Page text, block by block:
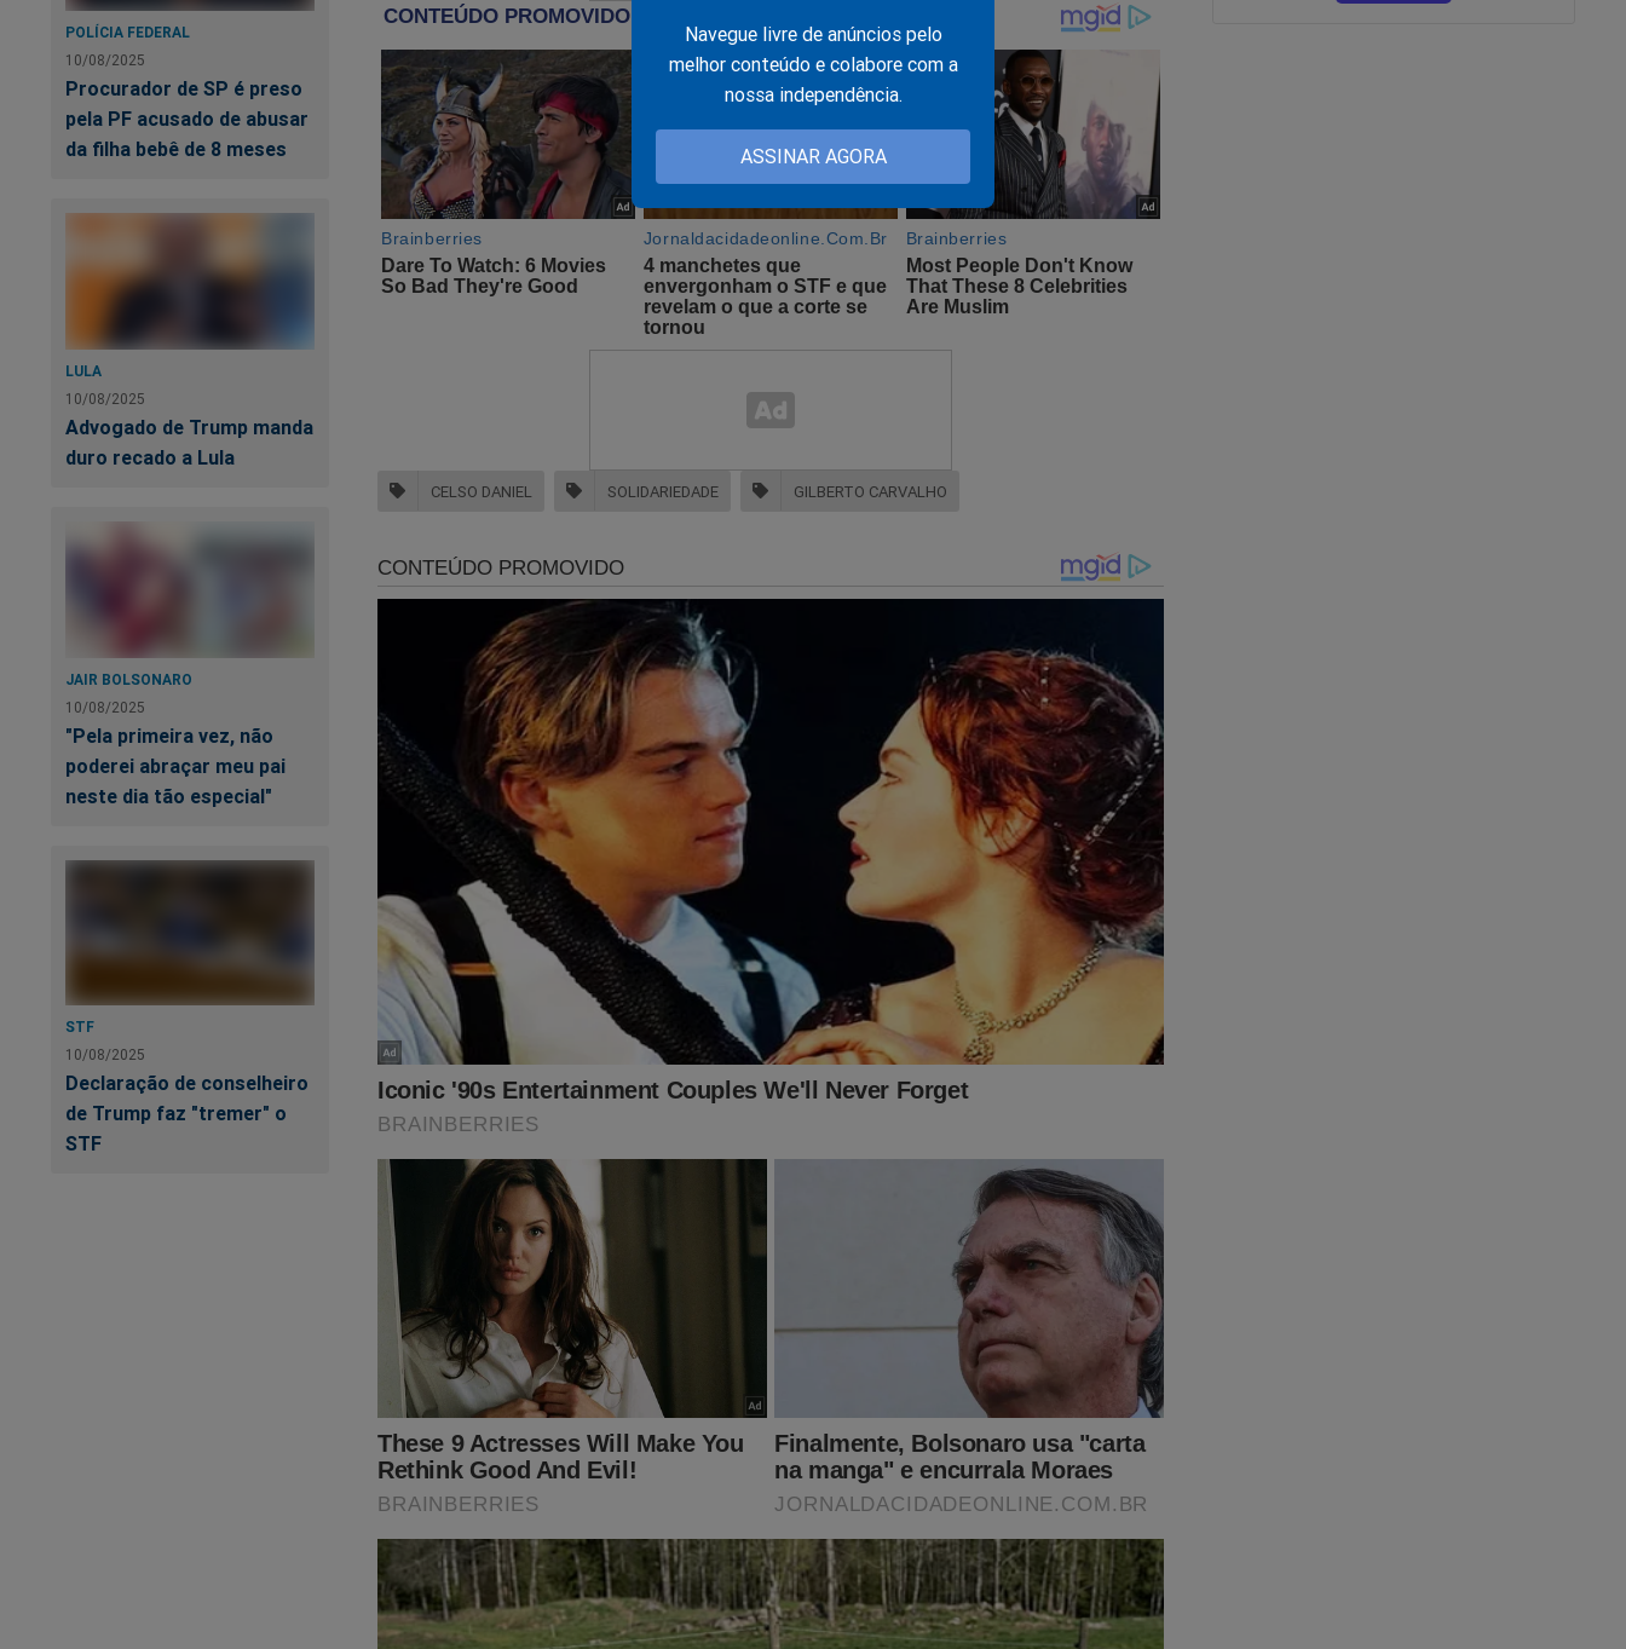
Navegue livre de anúncios pelo
melhor conteúdo e colabore com a
nossa independência.
ASSINAR AGORA
POLÍCIA FEDERAL
10/08/2025
Procurador de SP é preso
pela PF acusado de abusar
da filha bebê de 8 meses
LULA
10/08/2025
Advogado de Trump manda
duro recado a Lula
JAIR BOLSONARO
10/08/2025
"Pela primeira vez, não
poderei abraçar meu pai
neste dia tão especial"
STF
10/08/2025
Declaração de conselheiro
de Trump faz "tremer" o
STF
CELSO DANIEL SOLIDARIEDADE GILBERTO CARVALHO